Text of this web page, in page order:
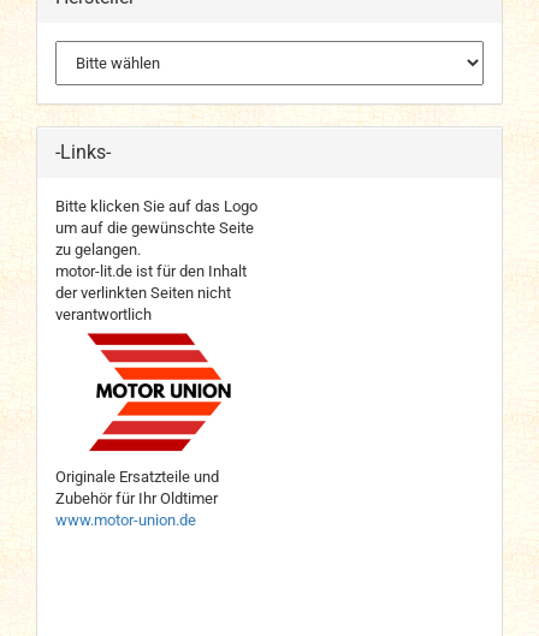
-Links-
Bitte klicken Sie auf das Logo
um auf die gewünschte Seite
zu gelangen.
motor-lit.de ist für den Inhalt
der verlinkten Seiten nicht
verantwortlich
Originale Ersatzteile und
Zubehör für Ihr Oldtimer
www.motor-union.de